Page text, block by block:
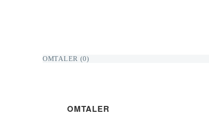
OMTALER (0)
OMTALER